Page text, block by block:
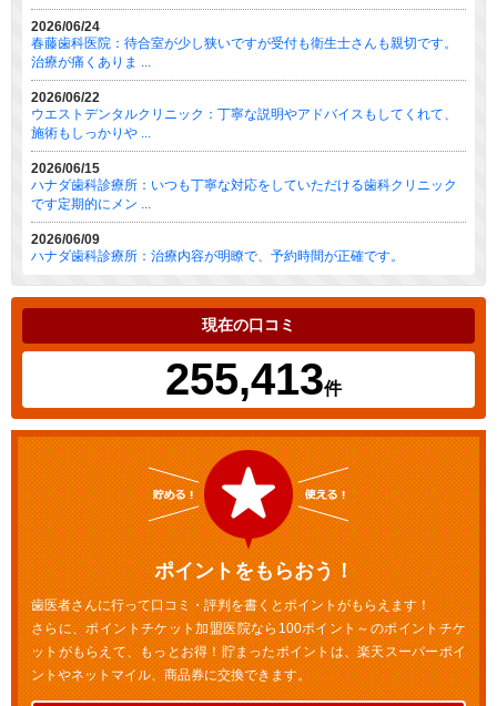
2026/06/24
春藤歯科医院：待合室が少し狭いですが受付も衛生士さんも親切です。
治療が痛くありま ...
2026/06/22
ウエストデンタルクリニック：丁寧な説明やアドバイスもしてくれて、
施術もしっかりや ...
2026/06/15
ハナダ歯科診療所：いつも丁寧な対応をしていただける歯科クリニック
です定期的にメン ...
2026/06/09
ハナダ歯科診療所：治療内容が明瞭で、予約時間が正確です。
現在の口コミ
255,413件
ポイントをもらおう！
歯医者さんに行って口コミ・評判を書くとポイントがもらえます！
さらに、ポイントチケット加盟医院なら100ポイント～のポイントチケ
ットがもらえて、もっとお得！貯まったポイントは、楽天スーパーポイ
ントやネットマイル、商品券に交換できます。